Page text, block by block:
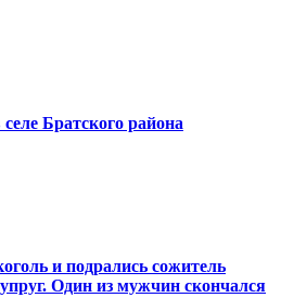
Братского района
и подрались сожитель
Один из мужчин скончался